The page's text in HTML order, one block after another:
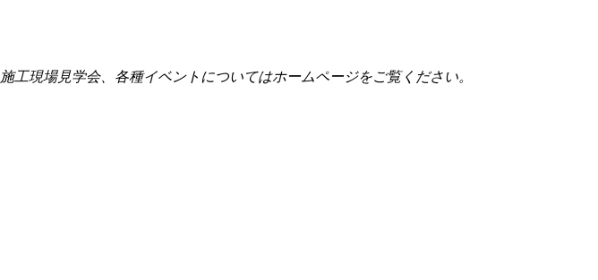
現場見学会、各種イベントについてはホームページをご覧ください。